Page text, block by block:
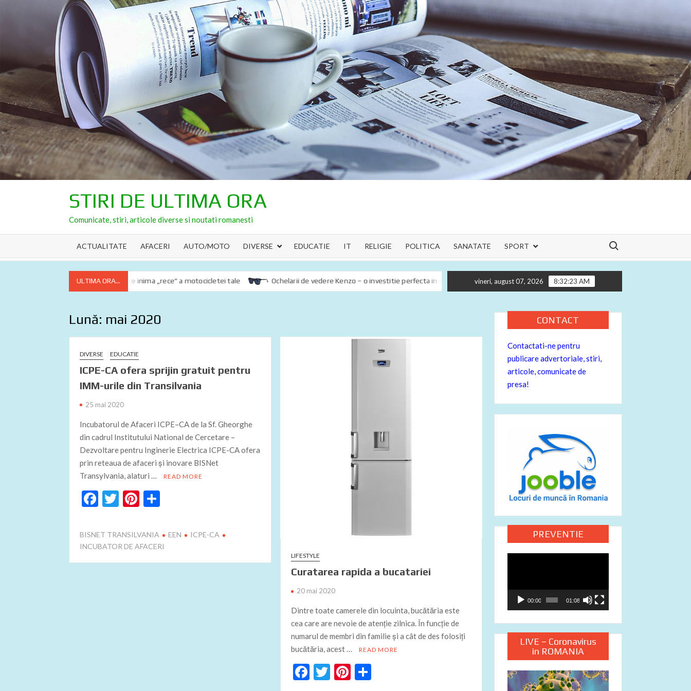
STIRI DE ULTIMA ORA
Comunicate, stiri, articole diverse si noutati romanesti
ACTUALITATE AFACERI AUTO/MOTO DIVERSE EDUCATIE IT RELIGIE POLITICA SANATATE SPORT
Search for:
ULTIMA ORA...
Lichidul de răcire inima „rece” a motocicletei tale Ochelarii de vedere Kenzo – o investitie perfecta in sanatatea ochilor tau Informatii utile pentru motocicleta ta – despre
vineri, august 07, 2026 8:32:24 AM
Lună: mai 2020
DIVERSE EDUCATIE
ICPE-CA ofera sprijin gratuit pentru
IMM-urile din Transilvania
25 mai 2020
Incubatorul de Afaceri ICPE–CA de la Sf. Gheorghe
din cadrul Institutului National de Cercetare –
Dezvoltare pentru Inginerie Electrica ICPE-CA ofera
prin reteaua de afaceri şi inovare BISNet
Transylvania, alaturi …
READ MORE
F
e
b
o
T
itt
er
Pi
er
es
t
ta
je
az
BISNET TRANSILVANIA EEN
ICPE-CA
INCUBATOR DE AFACERI
LIFESTYLE
Curatarea rapida a bucatariei
20 mai 2020
Dintre toate camerele din locuinta, bucătăria este
cea care are nevoie de atenție zilnica. În funcție de
numarul de membri din familie și a cât de des folosiți
bucătăria, acest …
READ MORE
F T Pi P
CONTACT
Contactati-ne pentru
publicare advertoriale, stiri,
articole, comunicate de
presa!
PREVENTIE
00:00 01:08
LIVE – Coronavirus
in ROMANIA